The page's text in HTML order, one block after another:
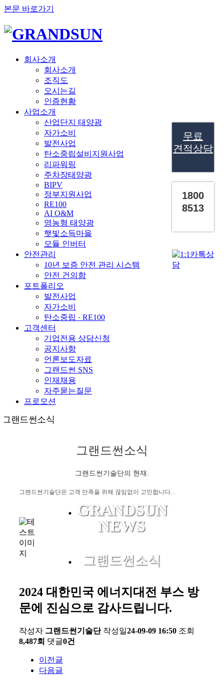
본문 바로가기
회사소개
회사소개
조직도
오시는길
인증현황
사업소개
산업단지 태양광
자가소비
발전사업
탄소중립설비지원사업
리파워링
주차장태양광
BIPV
정부지원사업
RE100
AI O&M
영농형 태양광
햇빛소득마을
모듈 인버터
안전관리
10년 보증 안전 관리 시스템
안전 건의함
포트폴리오
발전사업
자가소비
탄소중립 · RE100
고객센터
기업전용 상담신청
공지사항
언론보도자료
그랜드썬 SNS
인재채용
자주묻는질문
프로모션
GRANDSUN
NEWS
그랜드썬소식
그랜드썬소식
그랜드썬기술단의 현재.
그랜드썬기술단은 고객 만족을 위해 끊임없이 고민합니다. .
2024 대한민국 에너지대전 부스 방
문에 진심으로 감사드립니다.
작성자 그랜드썬기술단 작성일24-09-09 16:50 조회
8,487회 댓글0건
이전글
다음글
무료
견적상담
1800
8513